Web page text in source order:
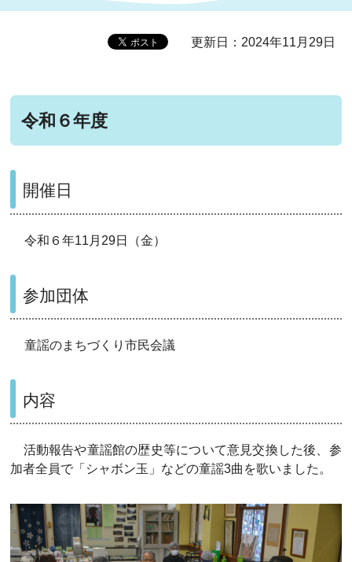
更新日：2024年11月29日
令和６年度
開催日
令和６年11月29日（金）
参加団体
童謡のまちづくり市民会議
内容
活動報告や童謡館の歴史等について意見交換した後、参
加者全員で「シャボン玉」などの童謡3曲を歌いました。